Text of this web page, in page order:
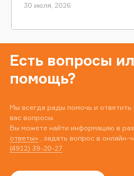
30 июля, 2026
Есть вопросы
помощь?
Мы всегда рады помочь и
вас вопросы.
Вы можете найти информацию в
ответы» , задать вопрос в онлайн-
(4912) 39-20-27